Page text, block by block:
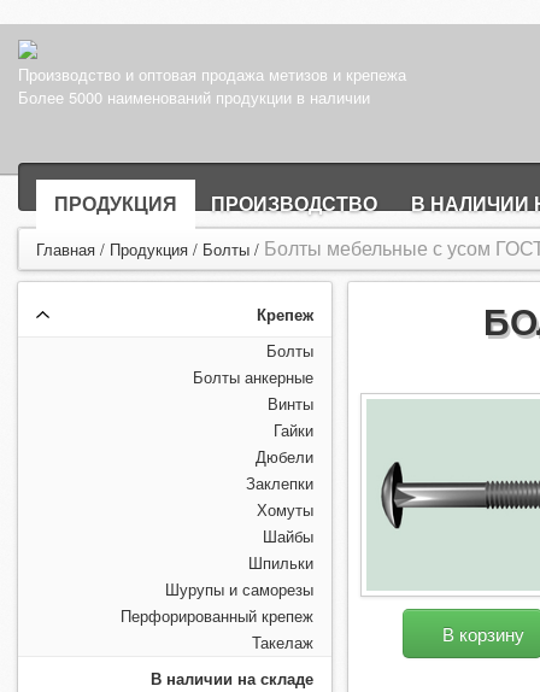
Производство и оптовая продажа метизов и крепежа
Более 5000 наименований продукции в наличии
ПРОДУКЦИЯ ПРОИЗВОДСТВО В НАЛИЧИИ
Главная / Продукция / Болты / Болты мебельные с усом
Крепеж
Болты
Болты анкерные
Винты
Гайки
Дюбели
Заклепки
Хомуты
Шайбы
Шпильки
Шурупы и саморезы
Перфорированный крепеж
Такелаж
В наличии на складе
В корзину